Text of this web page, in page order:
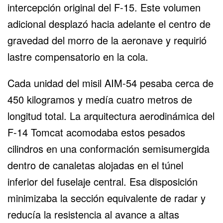
intercepción original del F-15. Este volumen
adicional desplazó hacia adelante el centro de
gravedad del morro de la aeronave y requirió
lastre compensatorio en la cola.
Cada unidad del misil AIM-54 pesaba cerca de
450 kilogramos y medía cuatro metros de
longitud total. La arquitectura aerodinámica del
F-14 Tomcat acomodaba estos pesados
cilindros en una conformación semisumergida
dentro de canaletas alojadas en el túnel
inferior del fuselaje central. Esa disposición
minimizaba la sección equivalente de radar y
reducía la resistencia al avance a altas